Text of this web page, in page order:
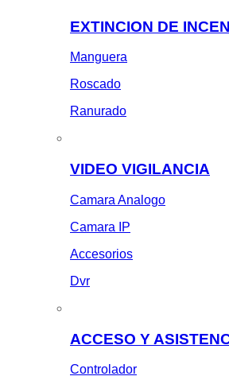
EXTINCION DE
Manguera
Roscado
Ranurado
VIDEO VIGILANCIA
Camara Analogo
Camara IP
Accesorios
Dvr
ACCESO Y
Controlador